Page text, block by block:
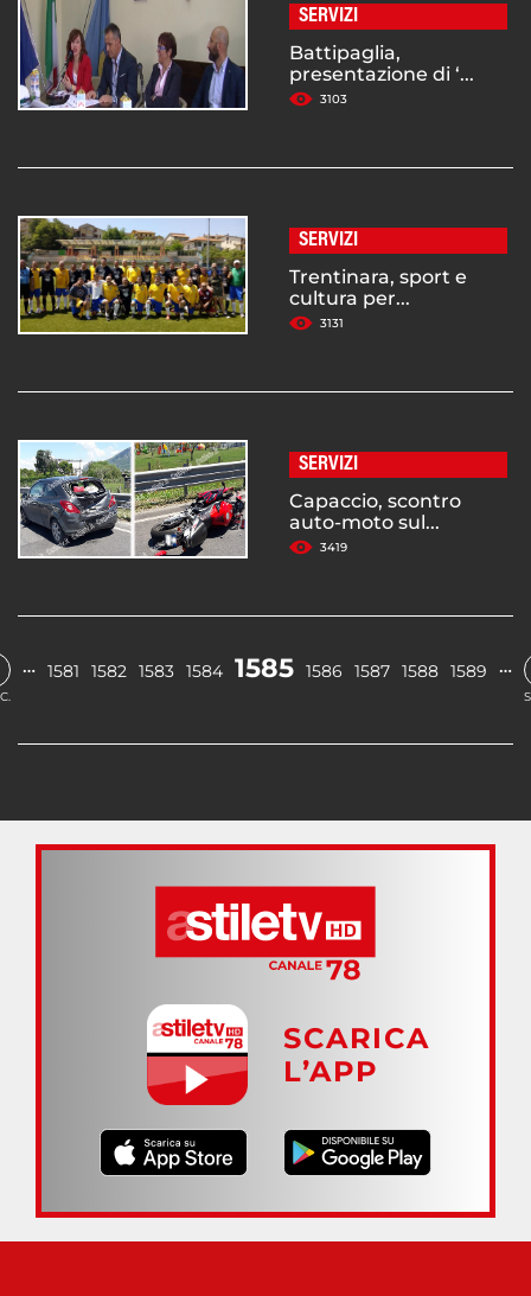
SERVIZI
Battipaglia,
presentazione di ‘...
3103
SERVIZI
Trentinara, sport e
cultura per...
3131
SERVIZI
Capaccio, scontro
auto-moto sul...
3419
… 1581 1582 1583 1584 1585 1586 1587 1588 1589 …
SCARICA
L’APP